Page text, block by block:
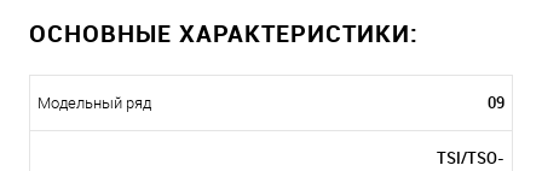
ОСНОВНЫЕ ХАРАКТЕРИСТИКИ:
Модельный ряд 09
TSI/TSO-